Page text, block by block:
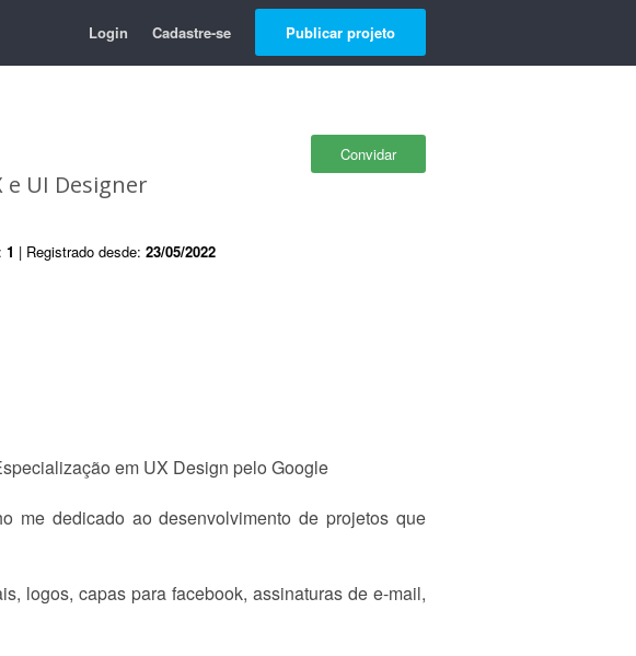
Login Cadastre-se Publicar projeto
Convidar
UI Designer
1 | Registrado desde: 23/05/2022
em UX Design pelo Google
me dedicado ao desenvolvimento de projetos que
logos, capas para facebook, assinaturas de e-mail,